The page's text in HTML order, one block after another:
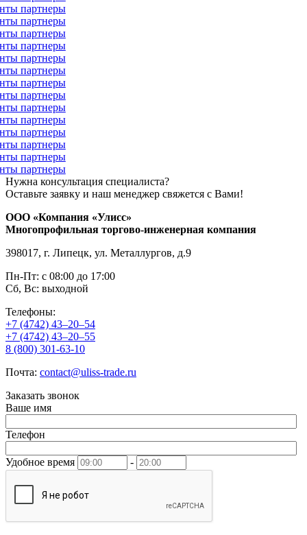
Нужна консультация специалиста?
Оставьте заявку и наш менеджер свяжется с Вами!
ООО «Компания «Улисс»
Многопрофильная торгово-инженерная компания
398017, г. Липецк, ул. Металлургов, д.9
Пн-Пт: с 08:00 до 17:00
Сб, Вс: выходной
Телефоны:
+7 (4742) 43–20–54
+7 (4742) 43–20–55
8 (800) 301-63-10
Почта: contact@uliss-trade.ru
Заказать звонок
Ваше имя
Телефон
Удобное время -